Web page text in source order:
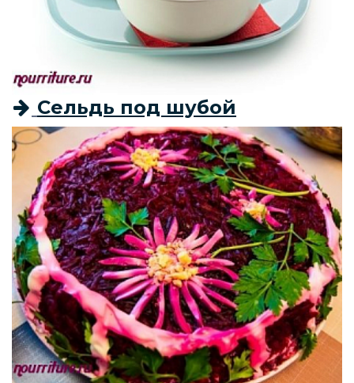
Сельдь под шубой